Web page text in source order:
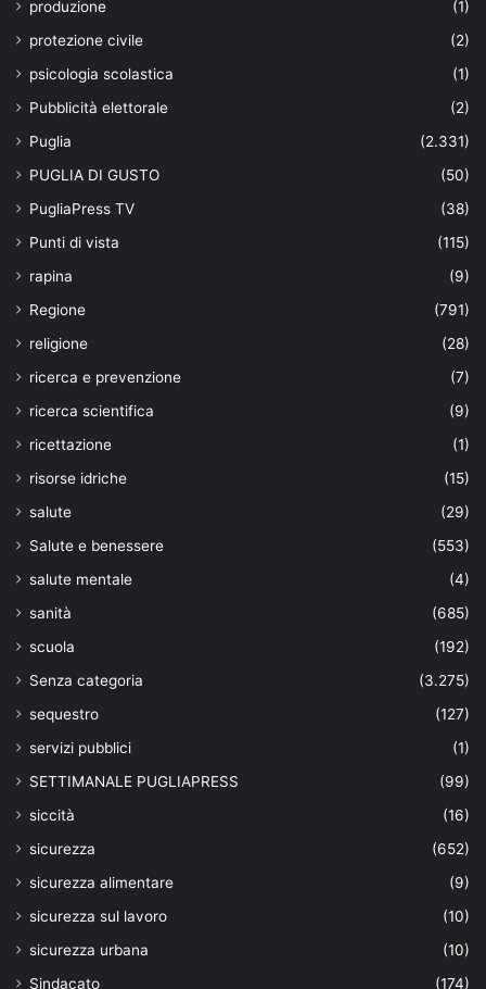
produzione
(1)
protezione civile
(2)
psicologia scolastica
(1)
Pubblicità elettorale
(2)
Puglia
(2.331)
PUGLIA DI GUSTO
(50)
PugliaPress TV
(38)
Punti di vista
(115)
rapina
(9)
Regione
(791)
religione
(28)
ricerca e prevenzione
(7)
ricerca scientifica
(9)
ricettazione
(1)
risorse idriche
(15)
salute
(29)
Salute e benessere
(553)
salute mentale
(4)
sanità
(685)
scuola
(192)
Senza categoria
(3.275)
sequestro
(127)
servizi pubblici
(1)
SETTIMANALE PUGLIAPRESS
(99)
siccità
(16)
sicurezza
(652)
sicurezza alimentare
(9)
sicurezza sul lavoro
(10)
sicurezza urbana
(10)
Sindacato
(174)